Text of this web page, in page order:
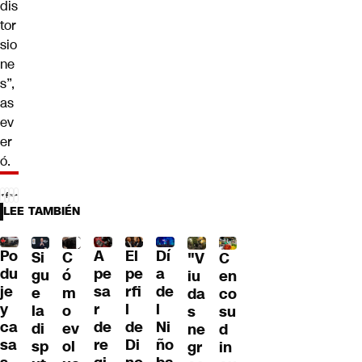
dis
tor
sio
ne
s”,
as
ev
er
ó.
LEE TAMBIÉN
Po
du
je
y
ca
sa
Si
gu
e
la
di
sp
C
ó
m
o
ev
ol
A
pe
sa
r
de
re
El
pe
rfi
l
de
Di
Dí
a
de
l
Ni
ño
"V
iu
da
s
ne
gr
C
en
co
su
d
in